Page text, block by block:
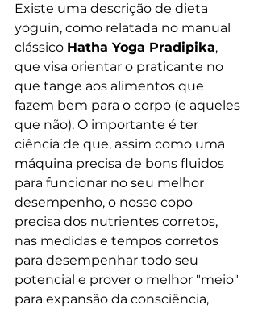
Existe uma descrição de dieta
yoguin, como relatada no manual
clássico Hatha Yoga Pradipika,
que visa orientar o praticante no
que tange aos alimentos que
fazem bem para o corpo (e aqueles
que não). O importante é ter
ciência de que, assim como uma
máquina precisa de bons fluidos
para funcionar no seu melhor
desempenho, o nosso copo
precisa dos nutrientes corretos,
nas medidas e tempos corretos
para desempenhar todo seu
potencial e prover o melhor "meio"
para expansão da consciência,